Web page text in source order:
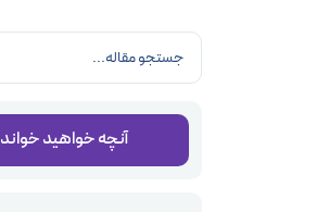
آنچه خواهید خواند